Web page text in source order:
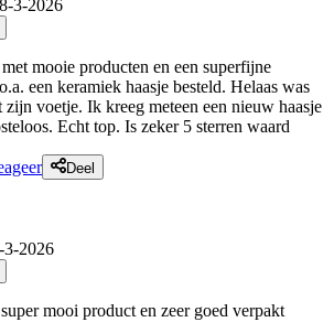
3-2026
mooie producten en een superfijne
een keramiek haasje besteld. Helaas was
zijn voetje. Ik kreeg meteen een nieuw haasje
Echt top. Is zeker 5 sterren waard
Deel
3-2026
mooi product en zeer goed verpakt